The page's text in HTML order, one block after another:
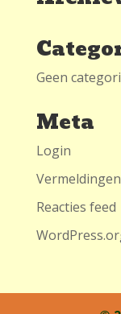
Geen
Meta
Login
Reacties feed